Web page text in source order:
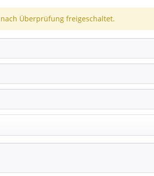
Überprüfung freigeschaltet.